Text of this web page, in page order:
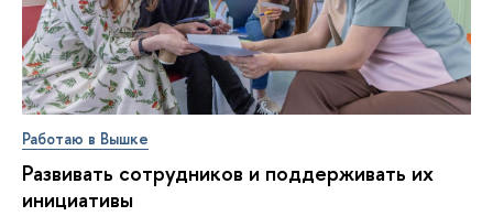
Работаю в Вышке
Развивать сотрудников и поддерживать их
инициативы